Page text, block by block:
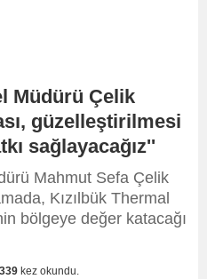
Müdürü Çelik
güzelleştirilmesi
sağlayacağız''
Mahmut Sefa Çelik
Kızılbük Thermal
bölgeye değer katacağı
kez okundu.